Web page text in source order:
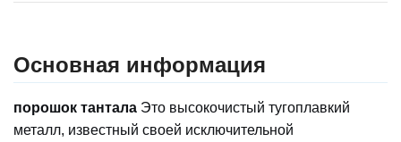
Основная информация
порошок тантала Это высокочистый тугоплавкий
металл, известный своей исключительной